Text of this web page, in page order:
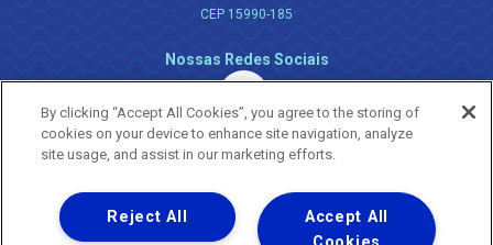
CEP 15990-185
Nossas Redes Sociais
Uma empresa
Copyright ® 2026 - Todos os Direitos Reservados.
By clicking “Accept All Cookies”, you agree to the storing of
cookies on your device to enhance site navigation, analyze
site usage, and assist in our marketing efforts.
Accept All
Reject All